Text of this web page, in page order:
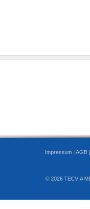
Impressum | AGB
© 2026 TECVIA